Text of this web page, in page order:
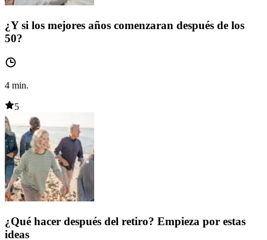
¿Y si los mejores años comenzaran después de los
50?
4 min.
5
¿Qué hacer después del retiro? Empieza por estas
ideas